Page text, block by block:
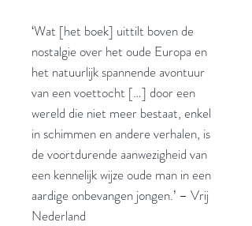
‘Wat [het boek] uittilt boven de
nostalgie over het oude Europa en
het natuurlijk spannende avontuur
van een voettocht […] door een
wereld die niet meer bestaat, enkel
in schimmen en andere verhalen, is
de voortdurende aanwezigheid van
een kennelijk wijze oude man in een
aardige onbevangen jongen.’ – Vrij
Nederland